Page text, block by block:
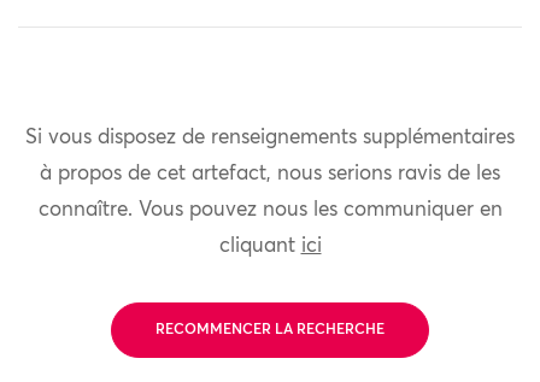
Si vous disposez de renseignements supplémentaires
à propos de cet artefact, nous serions ravis de les
connaître. Vous pouvez nous les communiquer en
cliquant ici
RECOMMENCER LA RECHERCHE